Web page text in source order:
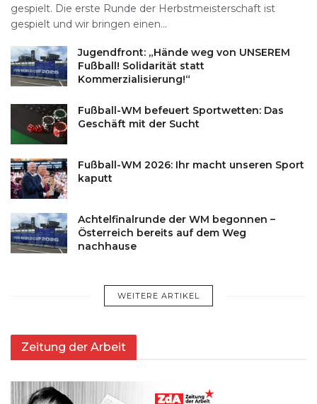
gespielt. Die erste Runde der Herbstmeisterschaft ist
gespielt und wir bringen einen...
Jugendfront: „Hände weg von UNSEREM
Fußball! Solidarität statt
Kommerzialisierung!“
Fußball-WM befeuert Sportwetten: Das
Geschäft mit der Sucht
Fußball-WM 2026: Ihr macht unseren Sport
kaputt
Achtelfinalrunde der WM begonnen –
Österreich bereits auf dem Weg
nachhause
WEITERE ARTIKEL
Zeitung der Arbeit